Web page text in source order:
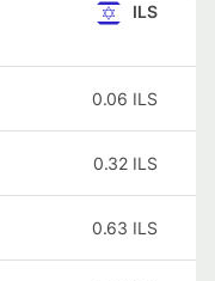
ILS
0.06 ILS
0.32 ILS
0.63 ILS